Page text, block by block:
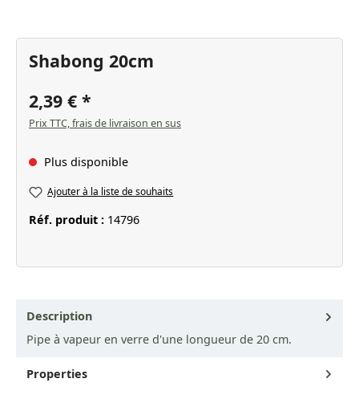
Shabong 20cm
2,39 €
Prix TTC, frais de livraison en sus
Plus disponible
Ajouter à la liste de souhaits
Réf. produit : 14796
Description
Pipe à vapeur en verre d'une longueur de 20 cm.
Properties